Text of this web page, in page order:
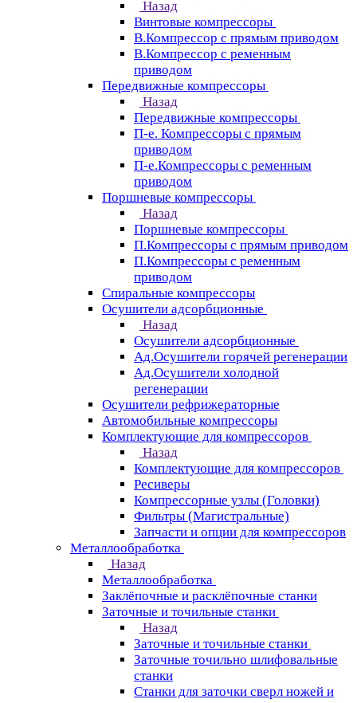
Назад
Винтовые компрессоры
В.Компрессор с прямым приводом
В.Компрессор с ременным
приводом
Передвижные компрессоры
Назад
Передвижные компрессоры
П-е. Компрессоры с прямым
приводом
П-е.Компрессоры с ременным
приводом
Поршневые компрессоры
Назад
Поршневые компрессоры
П.Компрессоры с прямым приводом
П.Компрессоры с ременным
приводом
Спиральные компрессоры
Осушители адсорбционные
Назад
Осушители адсорбционные
Ад.Осушители горячей регенерации
Ад.Осушители холодной
регенерации
Осушители рефрижераторные
Автомобильные компрессоры
Комплектующие для компрессоров
Назад
Комплектующие для компрессоров
Ресиверы
Компрессорные узлы (Головки)
Фильтры (Магистральные)
Запчасти и опции для компрессоров
Металлообработка
Назад
Металлообработка
Заклёпочные и расклёпочные станки
Заточные и точильные станки
Назад
Заточные и точильные станки
Заточные точильно шлифовальные
станки
Станки для заточки сверл ножей и